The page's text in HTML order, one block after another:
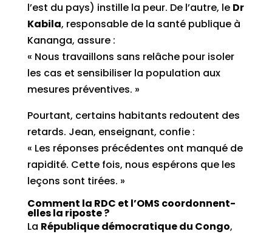
l’est du pays) instille la peur. De l’autre, le Dr
Kabila, responsable de la santé publique à
Kananga, assure :
« Nous travaillons sans relâche pour isoler
les cas et sensibiliser la population aux
mesures préventives. »
Pourtant, certains habitants redoutent des
retards. Jean, enseignant, confie :
« Les réponses précédentes ont manqué de
rapidité. Cette fois, nous espérons que les
leçons sont tirées. »
Comment la RDC et l’OMS coordonnent-
elles la riposte ?
La République démocratique du Congo,